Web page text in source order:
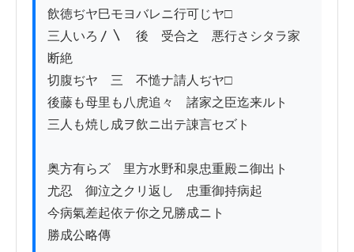
飲徳ぢヤ巳モヨバレニ行可じヤ□
三人いろ〳〵　後　受合之　悪行さシタラ家
断絶
切腹ぢヤ　三　不慥ナ請人ぢヤ□
後藤も母里も八虎追々　諸家之臣迄来ルト
三人も焼し成ヲ飲ニ出テ諌言セズト
奥方有らズ　里方水野和泉忠重殿ニ御出ト
尤忍　御泣之クリ返し　忠重御持病起
今病氣差起依テ你之兄勝成ニト
勝成公略傳